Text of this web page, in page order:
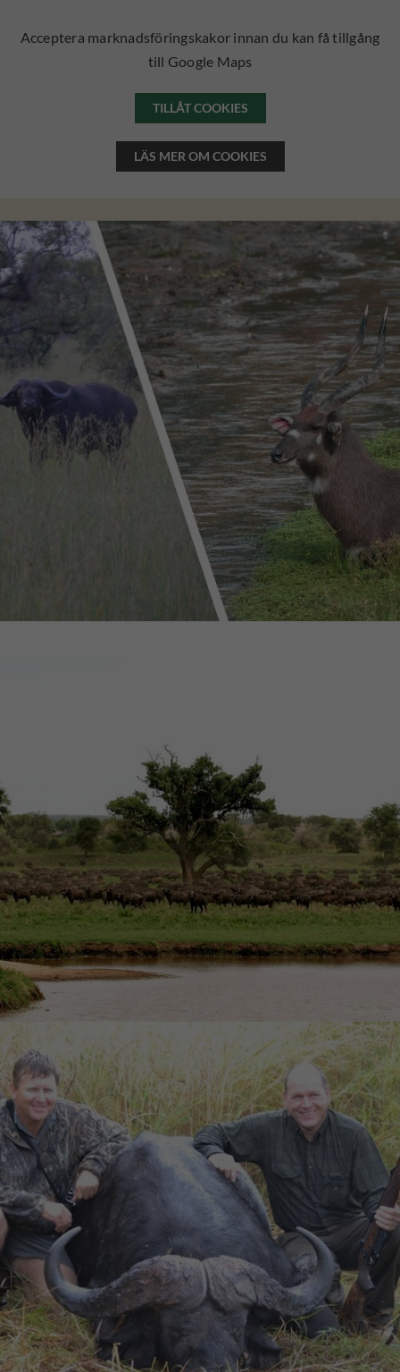
Acceptera marknadsföringskakor innan du kan få tillgång
till Google Maps
TILLÅT COOKIES
LÄS MER OM COOKIES